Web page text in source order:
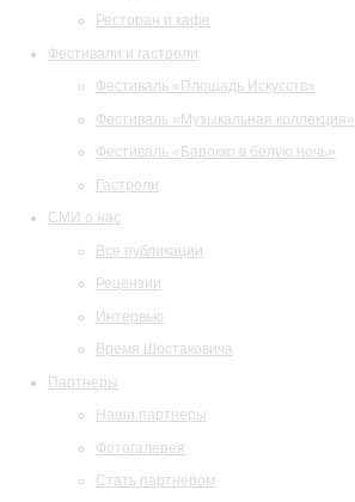
Ресторан и кафе
Фестивали и гастроли
Фестиваль «Площадь Искусств»
Фестиваль «Музыкальная коллекция»
Фестиваль «Барокко в белую ночь»
Гастроли
СМИ о нас
Все публикации
Рецензии
Интервью
Время Шостаковича
Партнеры
Наши партнеры
Фотогалерея
Стать партнером